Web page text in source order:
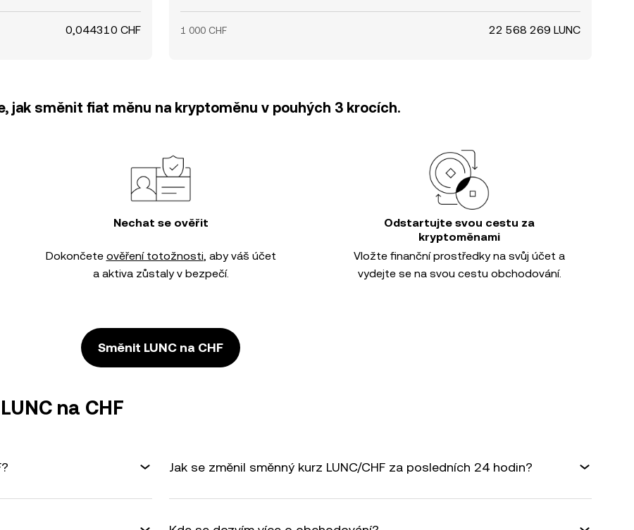
0,044310 CHF 1 000 CHF 22 568 269 LUNC
jak směnit fiat měnu na kryptoměnu v pouhých 3 krocích.
Nechat se ověřit
Dokončete ověření totožnosti, aby váš účet
a aktiva zůstaly v bezpečí.
Odstartujte svou cestu za
kryptoměnami
Vložte finanční prostředky na svůj účet a
vydejte se na svou cestu obchodování.
Směnit LUNC na CHF
na CHF
Jak se změnil směnný kurz LUNC/CHF za posledních 24 hodin?